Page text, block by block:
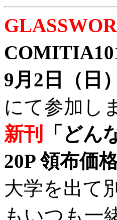
9月2日（日
にて参加し
新刊
「ど
20P 領布価
大学を出て
もいつも一